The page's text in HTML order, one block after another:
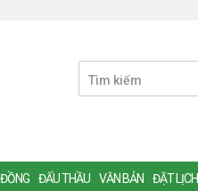
ĐẤU THẦU VĂN BẢN ĐẶT